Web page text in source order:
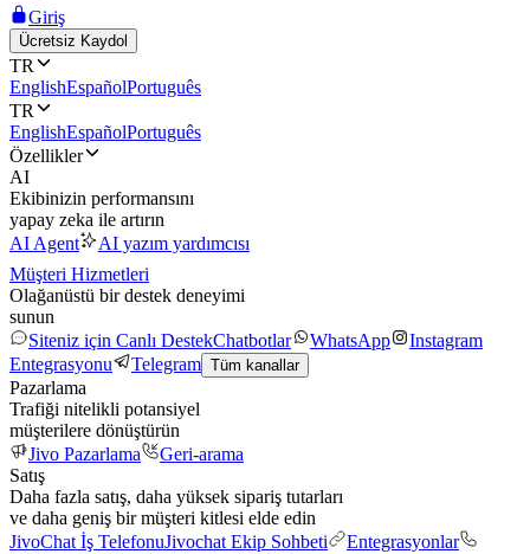
Giriş
Ücretsiz Kaydol
TR
EnglishEspañolPortuguês
TR
EnglishEspañolPortuguês
Özellikler
AI
Ekibinizin performansını
yapay zeka ile artırın
AI Agent
AI yazım yardımcısı
Müşteri Hizmetleri
Olağanüstü bir destek deneyimi
sunun
Siteniz için Canlı DestekChatbotlar WhatsApp
Instagram
Entegrasyonu
Telegram Tüm kanallar
Pazarlama
Trafiği nitelikli potansiyel
müşterilere dönüştürün
Jivo Pazarlama
Geri-arama
Satış
Daha fazla satış, daha yüksek sipariş tutarları
ve daha geniş bir müşteri kitlesi elde edin
JivoChat İş TelefonuJivochat Ekip Sohbeti
Entegrasyonlar